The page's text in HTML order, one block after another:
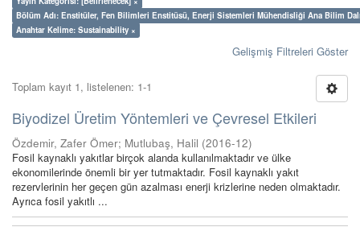
Bölüm Adı: Enstitüler, Fen Bilimleri Enstitüsü, Enerji Sistemleri Mühendisliği Ana Bilim
Anahtar Kelime: Sustainability ×
Gelişmiş Filtreleri Göster
Toplam kayıt 1, listelenen: 1-1
Biyodizel Üretim Yöntemleri ve Çevresel Etkileri
Özdemir, Zafer Ömer; Mutlubaş, Halil (2016-12)
Fosil kaynaklı yakıtlar birçok alanda kullanılmaktadır ve ülke
ekonomilerinde önemli bir yer tutmaktadır. Fosil kaynaklı yakıt
rezervlerinin her geçen gün azalması enerji krizlerine neden olmaktadır.
Ayrıca fosil yakıtlı ...